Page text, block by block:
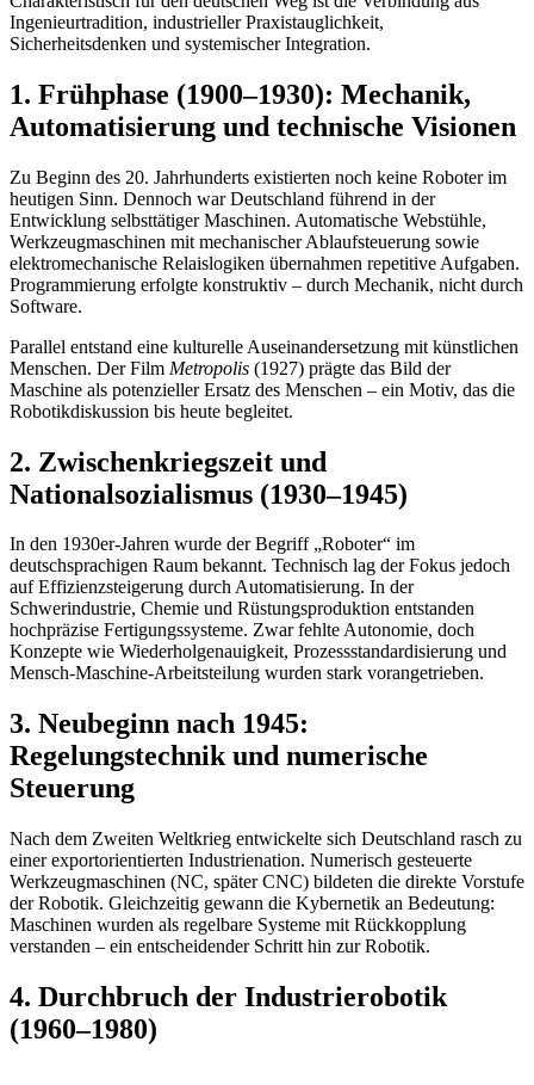
Ingenieurtradition, industrieller Praxistauglichkeit,
Sicherheitsdenken und systemischer Integration.
1. Frühphase (1900–1930): Mechanik,
Automatisierung und technische Visionen
Zu Beginn des 20. Jahrhunderts existierten noch keine Roboter im
heutigen Sinn. Dennoch war Deutschland führend in der
Entwicklung selbsttätiger Maschinen. Automatische Webstühle,
Werkzeugmaschinen mit mechanischer Ablaufsteuerung sowie
elektromechanische Relaislogiken übernahmen repetitive Aufgaben.
Programmierung erfolgte konstruktiv – durch Mechanik, nicht durch
Software.
Parallel entstand eine kulturelle Auseinandersetzung mit künstlichen
Menschen. Der Film Metropolis (1927) prägte das Bild der
Maschine als potenzieller Ersatz des Menschen – ein Motiv, das die
Robotikdiskussion bis heute begleitet.
2. Zwischenkriegszeit und
Nationalsozialismus (1930–1945)
In den 1930er-Jahren wurde der Begriff „Roboter“ im
deutschsprachigen Raum bekannt. Technisch lag der Fokus jedoch
auf Effizienzsteigerung durch Automatisierung. In der
Schwerindustrie, Chemie und Rüstungsproduktion entstanden
hochpräzise Fertigungssysteme. Zwar fehlte Autonomie, doch
Konzepte wie Wiederholgenauigkeit, Prozessstandardisierung und
Mensch-Maschine-Arbeitsteilung wurden stark vorangetrieben.
3. Neubeginn nach 1945:
Regelungstechnik und numerische
Steuerung
Nach dem Zweiten Weltkrieg entwickelte sich Deutschland rasch zu
einer exportorientierten Industrienation. Numerisch gesteuerte
Werkzeugmaschinen (NC, später CNC) bildeten die direkte Vorstufe
der Robotik. Gleichzeitig gewann die Kybernetik an Bedeutung:
Maschinen wurden als regelbare Systeme mit Rückkopplung
verstanden – ein entscheidender Schritt hin zur Robotik.
4. Durchbruch der Industrierobotik
(1960–1980)